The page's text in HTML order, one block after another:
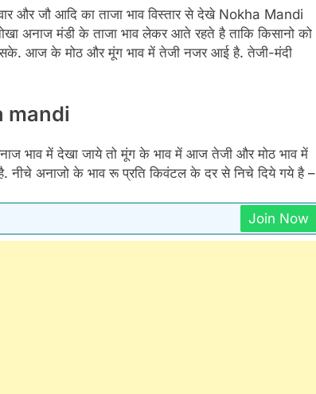
और जौ आदि का ताजा भाव विस्तार से देखे Nokha Mandi
अनाज मंडी के ताजा भाव लेकर आते रहते है ताकि किसानो को
सके. आज के मोठ और मूंग भाव में तेजी नजर आई है. तेजी-मंदी
mandi
भाव में देखा जाये तो मूंग के भाव में आज तेजी और मोठ भाव में
नीचे अनाजो के भाव रू प्रति किवंटल के दर से निचे दिये गये है –
Join Now